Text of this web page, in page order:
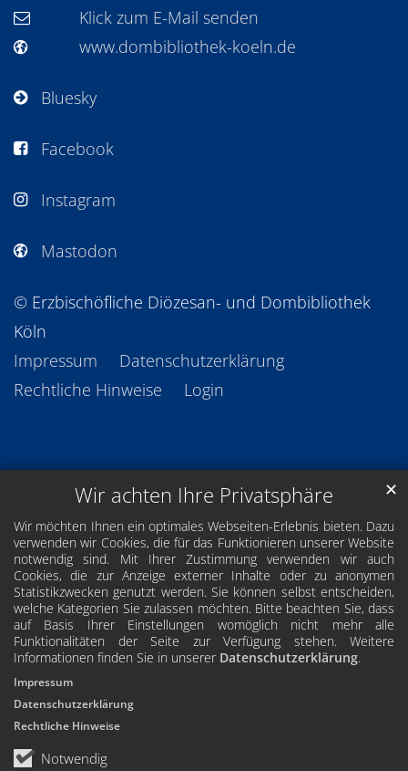
Wir achten Ihre Privatsphäre
Wir möchten Ihnen ein optimales Webseiten-Erlebnis bieten. Dazu
verwenden wir Cookies, die für das Funktionieren unserer Website
notwendig sind. Mit Ihrer Zustimmung verwenden wir auch
Cookies, die zur Anzeige externer Inhalte oder zu anonymen
Statistikzwecken genutzt werden. Sie können selbst entscheiden,
welche Kategorien Sie zulassen möchten. Bitte beachten Sie, dass
auf Basis Ihrer Einstellungen womöglich nicht mehr alle
Funktionalitäten der Seite zur Verfügung stehen. Weitere
Informationen finden Sie in unserer Datenschutzerklärung.
Notwendig
✕
Impressum
Datenschutzerklärung
Rechtliche Hinweise
Klick zum E-Mail senden
www.dombibliothek-koeln.de
Bluesky
Facebook
Instagram
Mastodon
© Erzbischöfliche Diözesan- und Dombibliothek
Köln
Impressum
Datenschutzerklärung
Rechtliche Hinweise
Login